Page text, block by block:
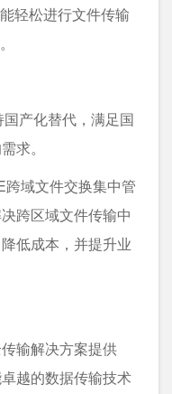
轻松进行文件传输
产化替代，满足国
求。
域文件交换集中管
跨区域文件传输中
低成本，并提升业
输解决方案提供
越的数据传输技术